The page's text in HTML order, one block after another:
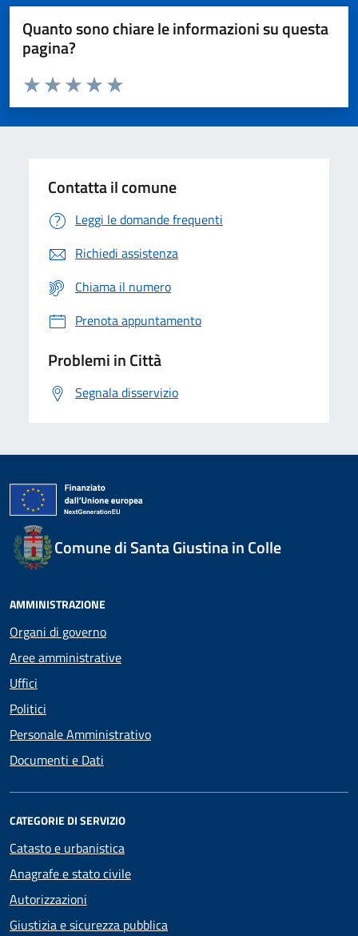
Quanto sono chiare le informazioni su questa
pagina?
Domanda
Valuta da 1 a 5 stelle la pagina
Valuta 5 stelle su 5
Valuta 4 stelle su 5
Valuta 3 stelle su 5
Valuta 2 stelle su 5
Valuta 1 stelle su 5
Contatta il comune
Leggi le domande frequenti
Richiedi assistenza
Chiama il numero
Prenota appuntamento
Problemi in Città
Segnala disservizio
Comune di Santa Giustina in Colle
AMMINISTRAZIONE
Organi di governo
Aree amministrative
Uffici
Politici
Personale Amministrativo
Documenti e Dati
CATEGORIE DI SERVIZIO
Catasto e urbanistica
Anagrafe e stato civile
Autorizzazioni
Giustizia e sicurezza pubblica